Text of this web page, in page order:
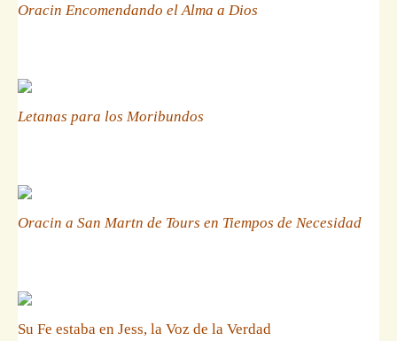
Oracin Encomendando el Alma a Dios
Letanas para los Moribundos
Oracin a San Martn de Tours en Tiempos de Necesidad
Su Fe estaba en Jess, la Voz de la Verdad